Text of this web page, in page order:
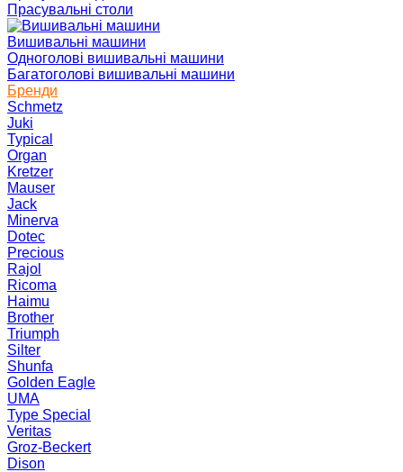
Прасувальні столи
Вишивальні машини
Одноголові вишивальні машини
Багатоголові вишивальні машини
Бренди
Schmetz
Juki
Typical
Organ
Kretzer
Mauser
Jack
Minerva
Dotec
Precious
Rajol
Ricoma
Haimu
Brother
Triumph
Silter
Shunfa
Golden Eagle
UMA
Type Special
Veritas
Groz-Beckert
Dison